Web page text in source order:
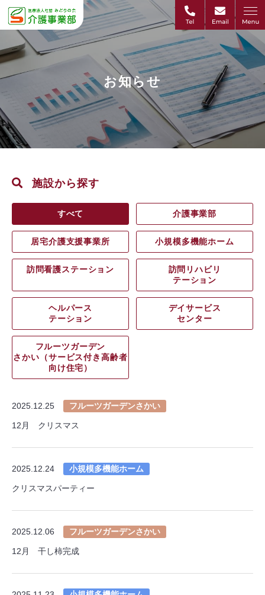
お知らせ
施設から探す
すべて 介護事業部
居宅介護支援事業所 小規模多機能ホーム
訪問看護ステーション
訪問リハビリ
テーション
ヘルパース
テーション
デイサービス
センター
フルーツガーデン
さかい（サービス付き高齢者
向け住宅）
2025.12.25 フルーツガーデンさかい
12月 クリスマス
2025.12.24 小規模多機能ホーム
クリスマスパーティー
2025.12.06 フルーツガーデンさかい
12月 干し柿完成